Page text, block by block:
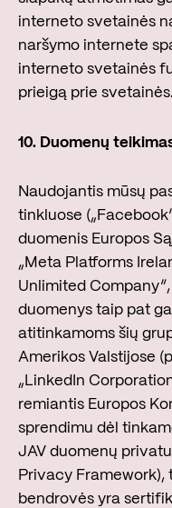
interneto svetainės
naršymo internete
interneto svetainės
prieigą prie svetainės.
10. Duomenų
Naudojantis mūsų
tinkluose
duomenis Europos
„Meta Platforms
Unlimited
duomenys taip pat
atitinkamoms šių
Amerikos Valstijose
„LinkedIn
remiantis Europos
sprendimu dėl
JAV duomenų
Privacy Framework),
bendrovės yra